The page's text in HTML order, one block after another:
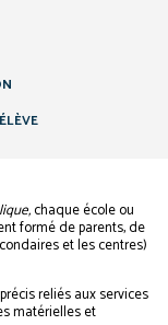
chaque école ou
formé de parents, de
et les centres)
reliés aux services
matérielles et